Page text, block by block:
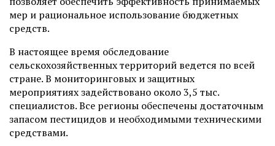
мер и рациональное использование бюджетных
средств.
​В настоящее время обследование
сельскохозяйственных территорий ведется по всей
стране. В мониторинговых и защитных
мероприятиях задействовано около 3,5 тыс.
специалистов. ​Все регионы обеспечены достаточным
запасом пестицидов и необходимыми техническими
средствами.